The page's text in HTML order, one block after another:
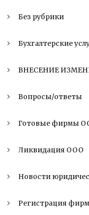
Без рубрики
Бухгалтерские
ВНЕСЕНИЕ
Вопросы/ответы
Готовые фирмы
Ликвидация ООО
Новости
Регистрация